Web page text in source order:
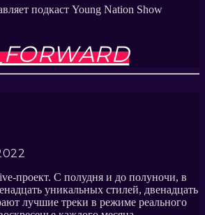
подкаст Young Nation Show
проект. С полудня и до полуночи, в
уникальных стилей, двенадцать
лучшие треки в режиме реального